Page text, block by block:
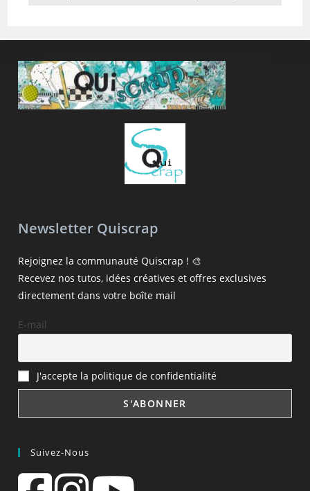
Newsletter Quiscrap
Rejoignez la communauté Quiscrap ! 🎨
Recevez nos tutos, idées créatives et offres exclusives
directement dans votre boîte mail
E-mail
J'accepte la politique de confidentialité
Suivez-Nous